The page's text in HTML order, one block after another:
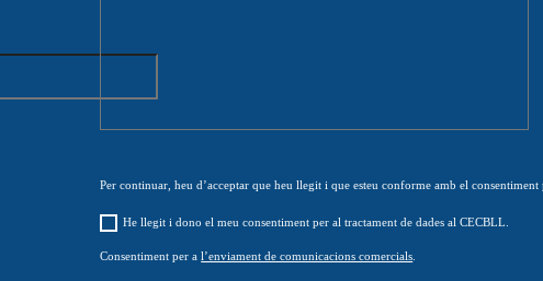
Per continuar, heu d’acceptar que heu llegit i que esteu conforme amb el
He llegit i dono el meu consentiment per al tractament de dades al CECBLL.
Consentiment per al’enviament de comunicacions comercials